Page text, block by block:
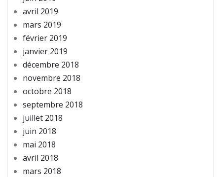
avril 2019
mars 2019
février 2019
janvier 2019
décembre 2018
novembre 2018
octobre 2018
septembre 2018
juillet 2018
juin 2018
mai 2018
avril 2018
mars 2018